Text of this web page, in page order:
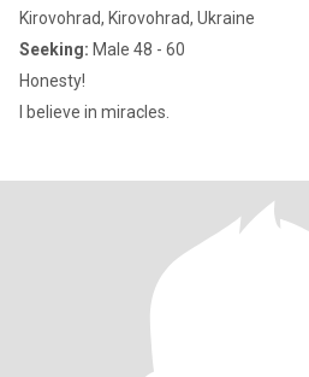
Kirovohrad, Kirovohrad, Ukraine
Seeking: Male 48 - 60
Honesty!
I believe in miracles.